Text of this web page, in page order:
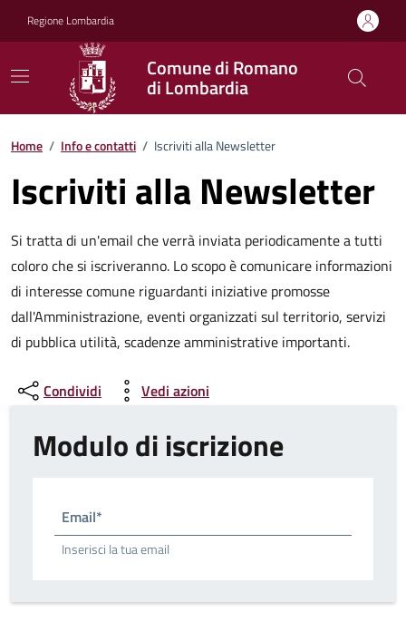
Regione Lombardia
Comune di Romano
di Lombardia
Home / Info e contatti / Iscriviti alla Newsletter
Iscriviti alla Newsletter
Si tratta di un'email che verrà inviata periodicamente a tutti
coloro che si iscriveranno. Lo scopo è comunicare informazioni
di interesse comune riguardanti iniziative promosse
dall'Amministrazione, eventi organizzati sul territorio, servizi
di pubblica utilità, scadenze amministrative importanti.
Condividi Vedi azioni
Modulo di iscrizione
Email*
Inserisci la tua email